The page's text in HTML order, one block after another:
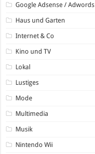
Google Adsense / Adwords
Haus und Garten
Internet & Co
Kino und TV
Lokal
Lustiges
Mode
Multimedia
Musik
Nintendo Wii